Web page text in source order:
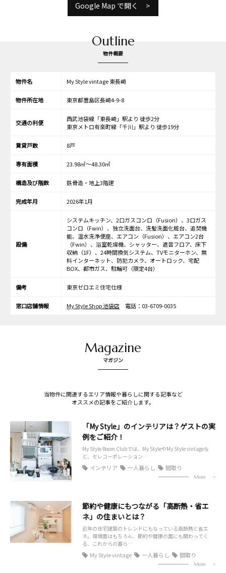
Google Map で開く
Outline
物件概要
物件名 My Style vintage 東長崎
物件所在地 東京都豊島区長崎4-9-8
交通の利便
西武池袋線「東長崎」駅より 徒歩2分
東京メトロ有楽町線「千川」駅より 徒歩19分
賃貸戸数 8戸
専有面積 23.98㎡～48.30㎡
構造及び階数 鉄骨造・地上3階建
完成年月 2026年1月
設備
システムキッチン、2口ガスコンロ（Fusion）、3口ガス
コンロ（Fwin）、独立洗面台、洗髪洗面化粧台、追焚機
能、温水洗浄便座、エアコン（Fusion）、エアコン2台
（Fwin）、浴室乾燥機、シャッター、遮音フロア、床下
収納（1F）、24時間換気システム、TVモニターホン、無
料インターネット、防犯カメラ、オートロック、宅配
BOX、都市ガス、駐輪可（限定4台）
備考 東京ゼロエミ住宅仕様
窓口店舗情報 My Style Shop 池袋店 電話：03-6709-0035
Magazine
マガジン
当物件に関連するエリア情報や暮らしに関する記事など
オススメの記事をご紹介します。
「My Style」のインテリアは？ゲストの実
例をご紹介！
My Style Room Clubでは、My StyleやMy Style vintageな
ど、セレコーポレーション…
インテリア 一人暮らし 間取り
More
節約や健康にもつながる「高断熱・省エ
ネ」の住まいとは？
近年の住宅建築のトレンドにもなっている高断熱と省エ
ネ。環境面はもちろん、節約や健康の面にも関わってく
る、これからの暮ら…
My Style vintage 一人暮らし 間取り
More